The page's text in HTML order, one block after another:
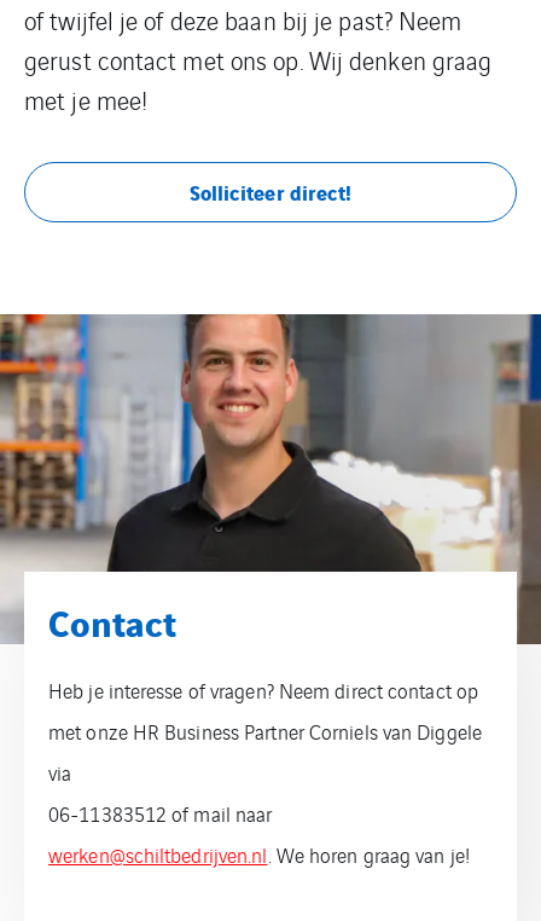
of twijfel je of deze baan bij je past? Neem
gerust contact met ons op. Wij denken graag
met je mee!
Solliciteer direct!
Contact
Heb je interesse of vragen? Neem direct contact op
met onze HR Business Partner Corniels van Diggele
via
06-11383512 of mail naar
werken@schiltbedrijven.nl. We horen graag van je!